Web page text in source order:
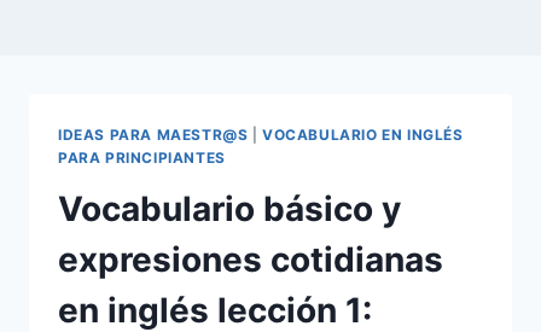
IDEAS PARA MAESTR@S |VOCABULARIO EN INGLÉS
PARA PRINCIPIANTES
Vocabulario básico y
expresiones cotidianas
en inglés lección 1: